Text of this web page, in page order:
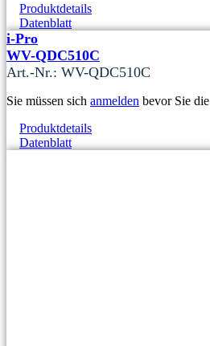
Produktdetails
Datenblatt
i-Pro
WV-QDC510C
Art.-Nr.: WV-QDC510C
Sie müssen sich anmelden bevor Sie
Produktdetails
Datenblatt